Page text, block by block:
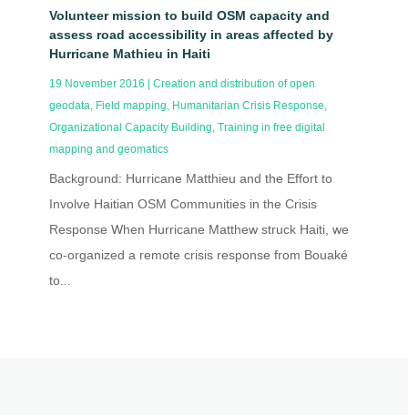
Volunteer mission to build OSM capacity and
assess road accessibility in areas affected by
Hurricane Mathieu in Haiti
19 November 2016 | Creation and distribution of open
geodata Field mapping Humanitarian Crisis Response
Organizational Capacity Building Training in free digital
mapping and geomatics
Background: Hurricane Matthieu and the Effort to
Involve Haitian OSM Communities in the Crisis
Response When Hurricane Matthew struck Haiti, we
co-organized a remote crisis response from Bouaké
to...